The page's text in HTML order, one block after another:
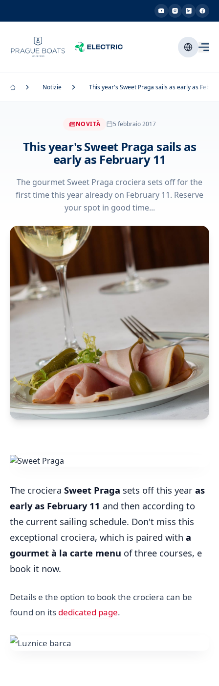
Notizie This year's Sweet Praga sails as early as
NOVITÀ 5 febbraio 2017
This year's Sweet Praga sails as
early as February 11
The gourmet Sweet Praga crociera sets off for the
first time this year already on February 11. Reserve
your spot in good time...
The crociera Sweet Praga sets off this year as
early as February 11 and then according to
the current sailing schedule. Don't miss this
exceptional crociera, which is paired with a
gourmet à la carte menu of three courses, e
book it now.
Details e the option to book the crociera can be
found on its dedicated page.